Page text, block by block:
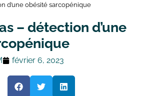
d’une obésité sarcopénique
– détection d’une
février 6, 2023